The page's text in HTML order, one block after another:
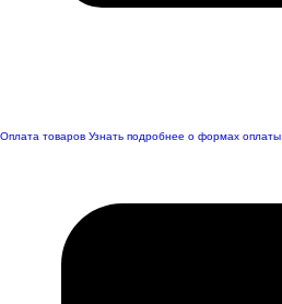
Оплата товаров Узнать подробнее о формах оплаты